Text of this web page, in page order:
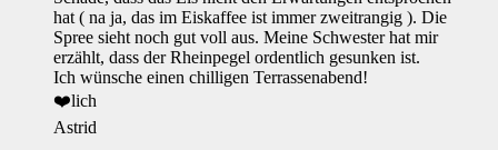
hat ( na ja, das im Eiskaffee ist immer zweitrangig ). Die
Spree sieht noch gut voll aus. Meine Schwester hat mir
erzählt, dass der Rheinpegel ordentlich gesunken ist.
Ich wünsche einen chilligen Terrassenabend!
❤️lich
Astrid